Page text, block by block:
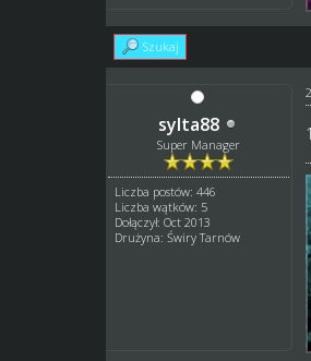
Szukaj
sylta88
Super Manager
Liczba postów: 446
Liczba wątków: 5
Dołączył: Oct 2013
Drużyna: Świry Tarnów